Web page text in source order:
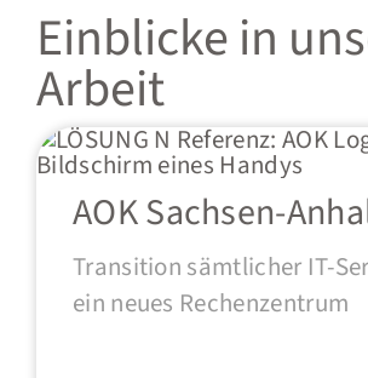
Einblicke in
Arbeit
AOK Sachsen-
Transition sämtlicher IT-
ein neues Rechenzentrum